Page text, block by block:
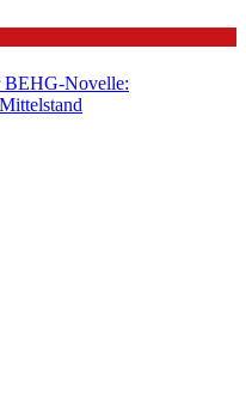
BEHG-Novelle: